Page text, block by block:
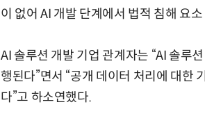
이 없어 AI 개발 단계에서 법적 침해 요
AI 솔루션 개발 기업 관계자는 “AI 솔루
행된다”면서 “공개 데이터 처리에 대한
다”고 하소연했다.